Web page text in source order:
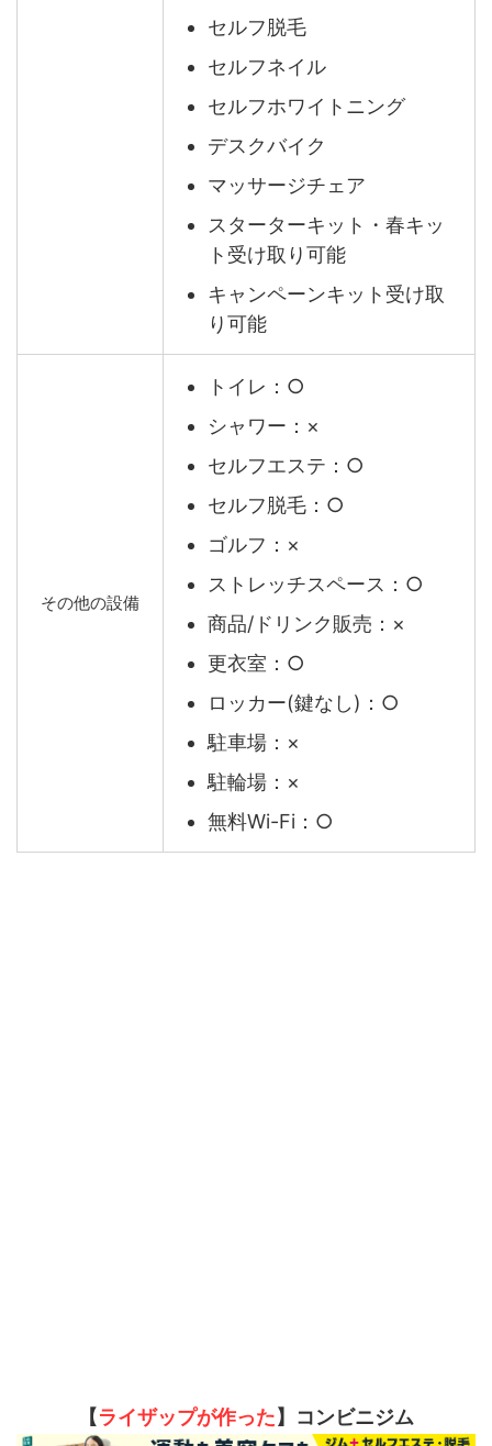
セルフ脱毛
セルフネイル
セルフホワイトニング
デスクバイク
マッサージチェア
スターターキット・春キッ
ト受け取り可能
キャンペーンキット受け取
り可能
その他の設備
トイレ：○
シャワー：×
セルフエステ：○
セルフ脱毛：○
ゴルフ：×
ストレッチスペース：○
商品/ドリンク販売：×
更衣室：○
ロッカー(鍵なし)：○
駐車場：×
駐輪場：×
無料Wi-Fi：○
【ライザップが作った】コンビニジム